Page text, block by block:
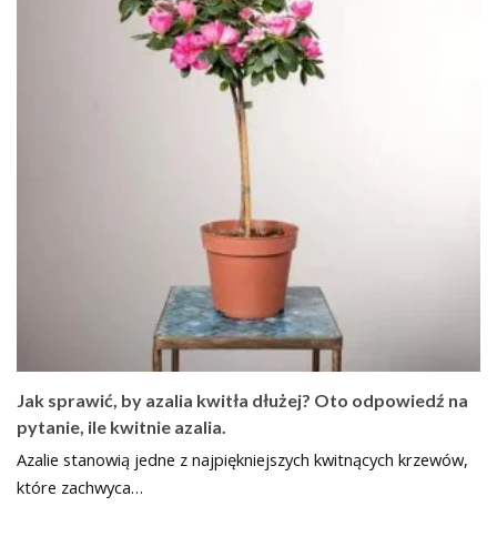
Jak sprawić, by azalia kwitła dłużej? Oto odpowiedź na
pytanie, ile kwitnie azalia.
Azalie stanowią jedne z najpiękniejszych kwitnących krzewów,
które zachwyca…